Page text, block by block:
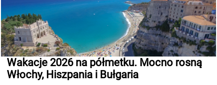
Wakacje 2026 na półmetku. Mocno rosną
Włochy, Hiszpania i Bułgaria